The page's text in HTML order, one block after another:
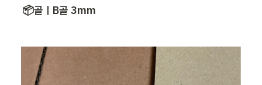
📦골ㅣB골 3mm